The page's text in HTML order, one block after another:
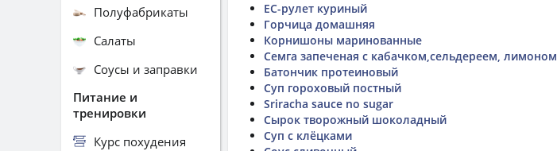
ЕС-рулет куриный
Горчица домашняя
Корнишоны маринованные
Семга запеченая с кабачком,сельдереем, лимоном
Батончик протеиновый
Суп гороховый постный
Sriracha sauce no sugar
Сырок творожный шоколадный
Суп с клёцками
Полуфабрикаты
Салаты
Соусы и заправки
Питание и
тренировки
Курс похудения